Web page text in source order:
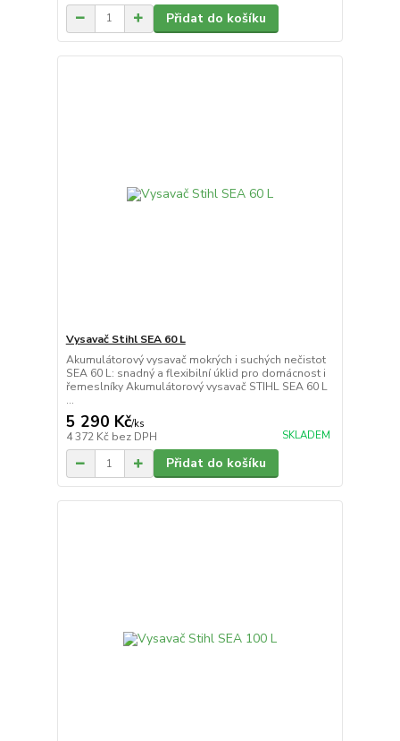
Přidat do košíku
Vysavač Stihl SEA 60 L
Akumulátorový vysavač mokrých i suchých nečistot
SEA 60 L: snadný a flexibilní úklid pro domácnost i
řemeslníky Akumulátorový vysavač STIHL SEA 60 L
...
5 290 Kč/ks
4 372 Kč bez DPH SKLADEM
Přidat do košíku